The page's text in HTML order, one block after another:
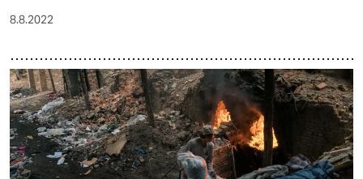
8.8.2022